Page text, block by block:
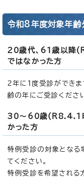
令和8年度対象年齢
20歳代、61歳以降
ではなかった方
2年に1度受診ができ
齢の年にご受診ください
30～60歳(R8.4.1時
かった方
特例受診の対象となる
てください。
特例受診を希望される